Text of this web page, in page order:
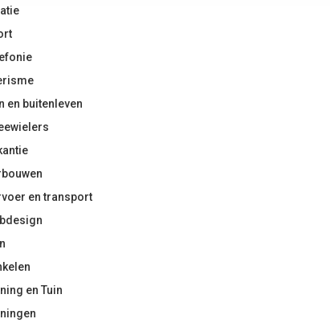
en buitenleven
en transport
en Tuin